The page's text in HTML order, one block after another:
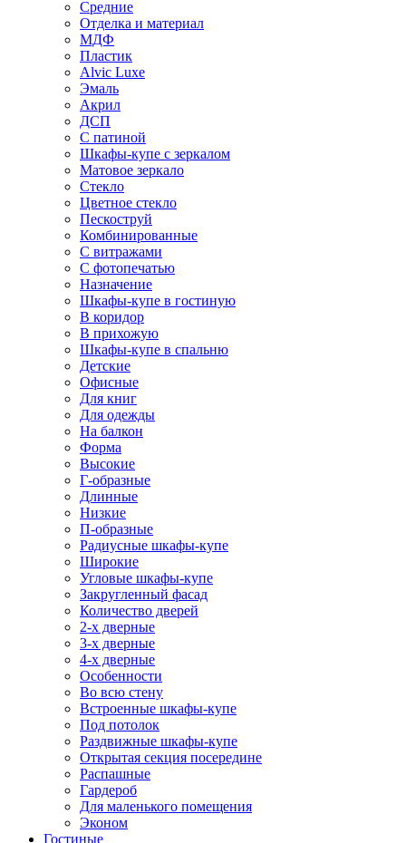
Средние
Отделка и материал
МДФ
Пластик
Alvic Luxe
Эмаль
Акрил
ДСП
С патиной
Шкафы-купе с зеркалом
Матовое зеркало
Стекло
Цветное стекло
Пескоструй
Комбинированные
С витражами
С фотопечатью
Назначение
Шкафы-купе в гостиную
В коридор
В прихожую
Шкафы-купе в спальню
Детские
Офисные
Для книг
Для одежды
На балкон
Форма
Высокие
Г-образные
Длинные
Низкие
П-образные
Радиусные шкафы-купе
Широкие
Угловые шкафы-купе
Закругленный фасад
Количество дверей
2-х дверные
3-х дверные
4-х дверные
Особенности
Во всю стену
Встроенные шкафы-купе
Под потолок
Раздвижные шкафы-купе
Открытая секция посередине
Распашные
Гардероб
Для маленького помещения
Эконом
Гостиные